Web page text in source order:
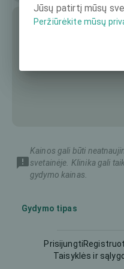
Kainos gali būti
svetainėje. Klinika gali
gydymo kainas.
Gydymo tipas
Prisijungti
Taisyklės ir
Jūsų patirtį mūsų
Peržiūrėkite mūsų